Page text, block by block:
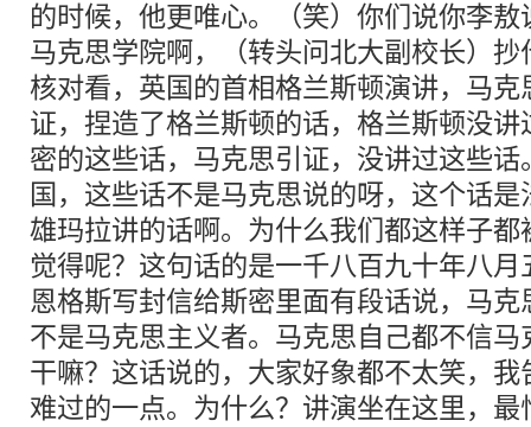
的时候，他更唯心。（笑）你们说你李
马克思学院啊，（转头问北大副校长）
核对看，英国的首相格兰斯顿演讲，马
证，捏造了格兰斯顿的话，格兰斯顿没
密的这些话，马克思引证，没讲过这些
国，这些话不是马克思说的呀，这个话
雄玛拉讲的话啊。为什么我们都这样子
觉得呢？这句话的是一千八百九十年八
恩格斯写封信给斯密里面有段话说，马
不是马克思主义者。马克思自己都不信
干嘛？这话说的，大家好象都不太笑，
难过的一点。为什么？讲演坐在这里，